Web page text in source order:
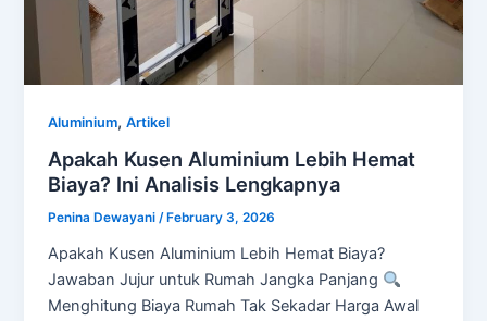
Aluminium,Artikel
Apakah Kusen Aluminium Lebih Hemat
Biaya? Ini Analisis Lengkapnya
Penina Dewayani/ February 3, 2026
Apakah Kusen Aluminium Lebih Hemat Biaya?
Jawaban Jujur untuk Rumah Jangka Panjang
Menghitung Biaya Rumah Tak Sekadar Harga Awal